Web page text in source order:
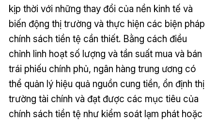
kịp thời với những thay đổi của nền kinh tế và
biến động thị trường và thực hiện các biện pháp
chính sách tiền tệ cần thiết. Bằng cách điều
chỉnh linh hoạt số lượng và tần suất mua và bán
trái phiếu chính phủ, ngân hàng trung ương có
thể quản lý hiệu quả nguồn cung tiền, ổn định thị
trường tài chính và đạt được các mục tiêu của
chính sách tiền tệ như kiểm soát lạm phát hoặc